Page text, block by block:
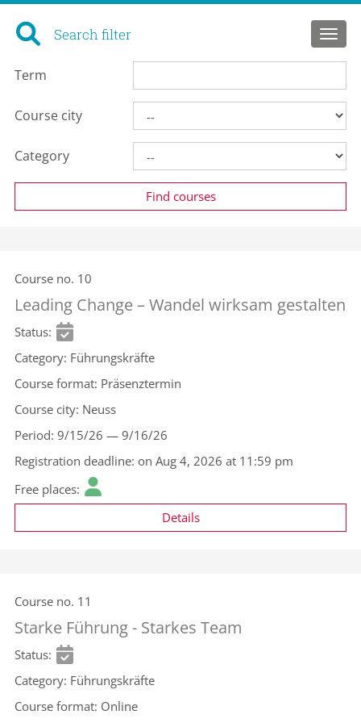
Search filter
Term
Course city
Category
Course no. 10
Leading Change – Wandel wirksam gestalten
Status
Category Führungskräfte
Course format Präsenztermin
Course city Neuss
Period 9/15/26 — 9/16/26
Registration deadline on Aug 4, 2026 at 11:59 pm
Free places
Details
Course no. 11
Starke Führung - Starkes Team
Status
Category Führungskräfte
Course format Online